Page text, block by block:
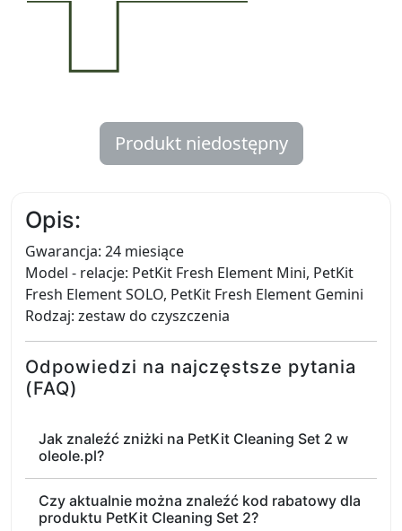
Produkt niedostępny
Opis:
Gwarancja: 24 miesiące
Model - relacje: PetKit Fresh Element Mini, PetKit
Fresh Element SOLO, PetKit Fresh Element Gemini
Rodzaj: zestaw do czyszczenia
Odpowiedzi na najczęstsze pytania
(FAQ)
Jak znaleźć zniżki na PetKit Cleaning Set 2 w
oleole.pl?
Czy aktualnie można znaleźć kod rabatowy dla
produktu PetKit Cleaning Set 2?